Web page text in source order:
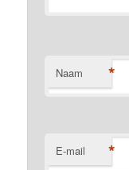
Naam *
E-mail *